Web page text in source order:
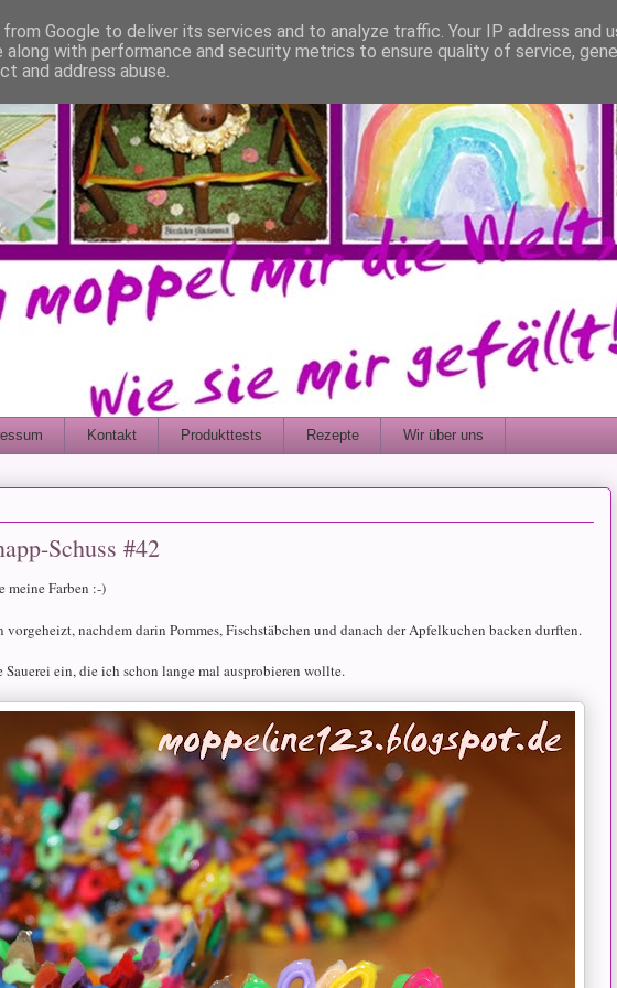
Kontakt Produkttests Rezepte Wir über uns
Schuss #42
meine Farben :-)
vorgeheizt, nachdem darin Pommes, Fischstäbchen und danach der Apfelkuchen backen durften.
ein, die ich schon lange mal ausprobieren wollte.
Google to deliver its services and to analyze traffic. Your IP address and
along with performance and security metrics to ensure quality of service,
and address abuse.